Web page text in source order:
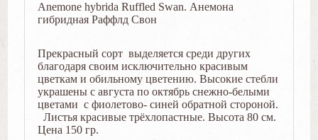
Anemone hybrida Ruffled Swan. Анемона
гибридная Раффлд Свон
Прекрасный сорт выделяется среди других
благодаря своим исключительно красивым
цветкам и обильному цветению. Высокие стебли
украшены с августа по октябрь снежно-белыми
цветами с фиолетово- синей обратной стороной.
Листья красивые трёхлопастные. Высота 80 см.
Цена 150 гр.